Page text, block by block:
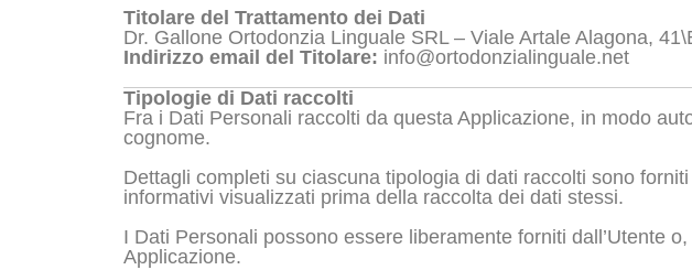
Titolare del Trattamento dei Dati
Dr. Gallone Ortodonzia Linguale SRL – Viale Artale Alagona,
Indirizzo email del Titolare: info@ortodonzialinguale.net
Tipologie di Dati raccolti
Fra i Dati Personali raccolti da questa Applicazione, in modo
cognome.
Dettagli completi su ciascuna tipologia di dati raccolti sono
informativi visualizzati prima della raccolta dei dati stessi.
I Dati Personali possono essere liberamente forniti dall’Utente
Applicazione.